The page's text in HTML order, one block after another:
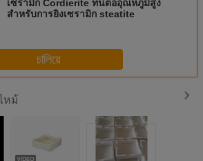
เซรามิก Cordierite ทนต่ออุณหภูมิสูง
สำหรับการยิงเซรามิก steatite
চালিয়ে
หม้